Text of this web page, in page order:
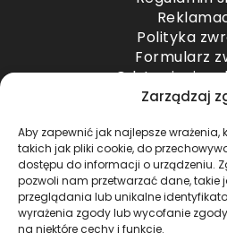
Zarządzaj
Aby zapewnić jak najlepsze wrażenia,
takich jak pliki cookie, do
dostępu do informacji o urządzeniu.
pozwoli nam przetwarzać dane,
przeglądania lub unikalne
wyrażenia zgody lub wycofanie
na niektóre cechy i funkcje.
Polityka
Formularz
Odstąpienie
Odstąpienie od umowy
METODY